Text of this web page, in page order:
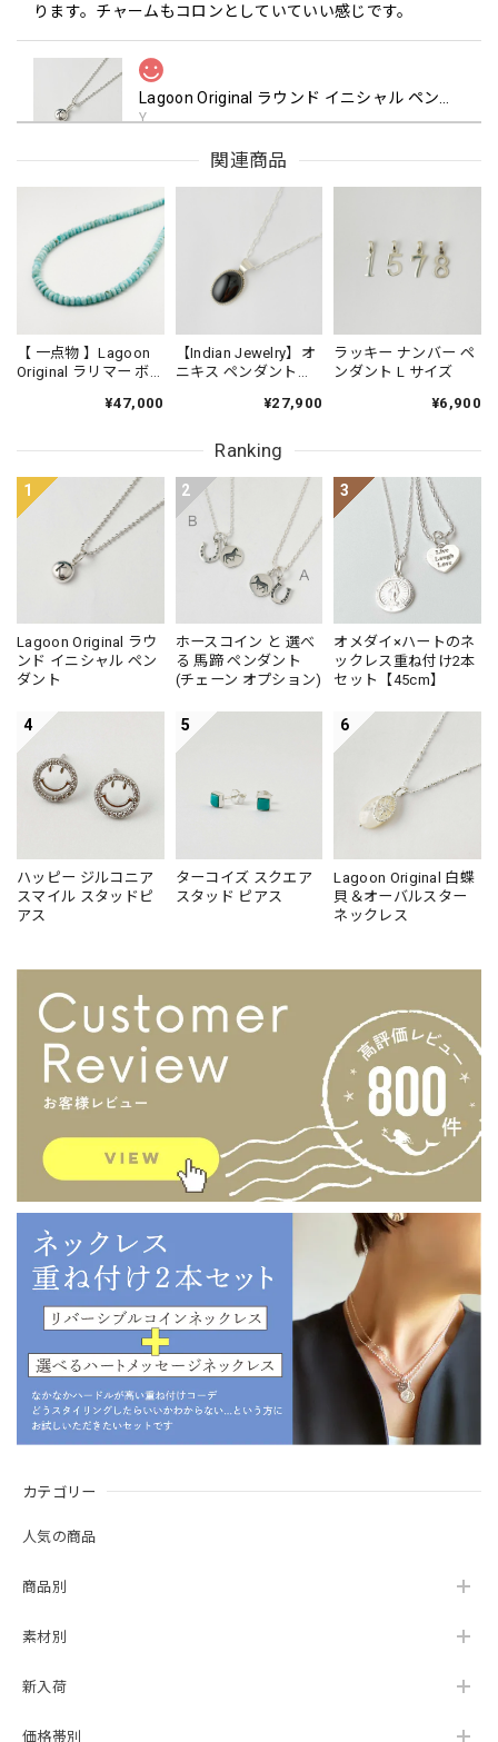
カテゴリー
人気の商品
商品別
素材別
新入荷
価格帯別
ります。チャームもコロンとしていていい感じです。
Y
くどんなときもつけられそうでとても嬉しいです 大切にお手
入れしながらたくさん使いたいと思っています
Y
2026/02/11
注文から程なく届き、その早さにびっくりしました。 早
に入っています♪ 鎌倉のお菓子まで同封していただき、あり
がとうございました😊 いつか、お店に行って、色々見たい
と言思っています
Lagoon Original ラウンド イニシャル ペンダント TOP
私も小和田妙子さんのInstagramフォローしています あんな
ふうに素敵に付けたいと思い購入しました 私のイニシャル
大切にします
丁寧に包装された素敵なペンダントが届きました❤️ メッセ
ージも添えて頂き 嬉しかったです。 昨年夏頃 インスタで
いました。 インスタ、LINE、毎日楽しく拝見してますが
なかなか購入まで 思い切れなくて😅 先日、小和田妙子さ
んのインスタで リトルラグーンの ペンダントをつけてい
らっしゃるのを発見！！ それも 前から気になっていたイ
ニシャルペンダント。 やっぱり 素敵だわ！と購入しまし
た。 今日は 雪混じりの寒い日で 一日中家の中でしたが
心はウキウキ！ワクワク！！いい日になりました。 大切に
使わせていただきますね！ お店にも 行ってみたいです。
鎌倉旅行 計画しなくっちゃ😊
レビュー投稿いただきましてありがとうござい
ます！それはもう、運命ですね！！こちらこ
そ、出会っていただき、ありがとうございま
す。イニシャルTOPはずーっとお楽しみいただ
ける飽きのこないデザインですので、たくさん
ご利用くださいね。是非是非鎌倉旅行計画して
くださいませ！お店にお越しいただけること
を、心よりお待ち申し上げております。ありが
とうございました。
小和田妙子さんのインスタを見て、素敵だなーと同じものを
小さいヘッドながらライスチェーンでちょうどいい華やかさ
関連商品
【 一点物 】Lagoon
Original ラリマー ボ
ラデーション ネック
¥47,000
【Indian Jewelry】オ
ニキス ペンダント
¥27,900
ラッキー ナンバー ペ
ンダント L サイズ
¥6,900
Ranking
1
Lagoon Original ラウ
ンド イニシャル ペン
ダント
2
ホースコイン と 選べ
る 馬蹄 ペンダント
(チェーン オプション)
3
オメダイ×ハートのネ
ックレス重ね付け2本
セット【45cm】
4
ハッピー ジルコニア
スマイル スタッドピ
アス
5
ターコイズ スクエア
スタッド ピアス
6
Lagoon Original 白蝶
貝＆オーバルスター
ネックレス